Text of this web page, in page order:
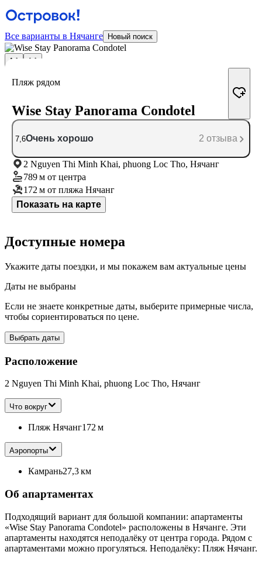
Все варианты в Нячанге Новый поиск
Пляж рядом
Wise Stay Panorama Condotel
7,6Очень хорошо 2 отзыва
2 Nguyen Thi Minh Khai, phuong Loc Tho, Нячанг
789 м от центра
172 м от пляжа Нячанг
Показать на карте
Доступные номера
Укажите даты поездки, и мы покажем вам актуальные цены
Даты не выбраны
Если не знаете конкретные даты, выберите примерные числа,
чтобы сориентироваться по цене.
Выбрать даты
Расположение
2 Nguyen Thi Minh Khai, phuong Loc Tho, Нячанг
Что вокруг
Пляж Нячанг172 м
Аэропорты
Камрань27,3 км
Об апартаментах
Подходящий вариант для большой компании: апартаменты
«Wise Stay Panorama Condotel» расположены в Нячанге. Эти
апартаменты находятся неподалёку от центра города. Рядом с
апартаментами можно прогуляться. Неподалёку: Пляж Нячанг.